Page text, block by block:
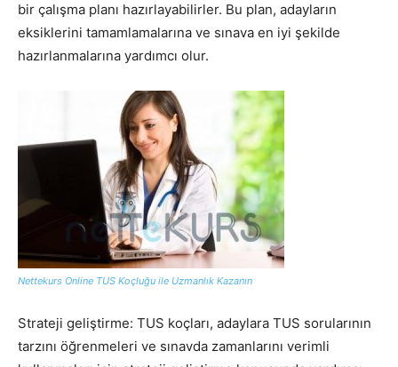
bir çalışma planı hazırlayabilirler. Bu plan, adayların
eksiklerini tamamlamalarına ve sınava en iyi şekilde
hazırlanmalarına yardımcı olur.
Nettekurs Online TUS Koçluğu ile Uzmanlık Kazanın
Strateji geliştirme: TUS koçları, adaylara TUS sorularının
tarzını öğrenmeleri ve sınavda zamanlarını verimli